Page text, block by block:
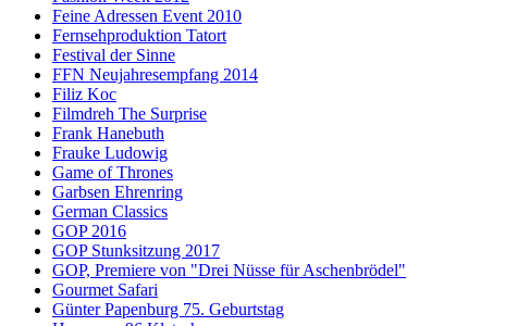
Feine Adressen Event 2010
Fernsehproduktion Tatort
Festival der Sinne
FFN Neujahresempfang 2014
Filiz Koc
Filmdreh The Surprise
Frank Hanebuth
Frauke Ludowig
Game of Thrones
Garbsen Ehrenring
German Classics
GOP 2016
GOP Stunksitzung 2017
GOP, Premiere von "Drei Nüsse für Aschenbrödel"
Gourmet Safari
Günter Papenburg 75. Geburtstag